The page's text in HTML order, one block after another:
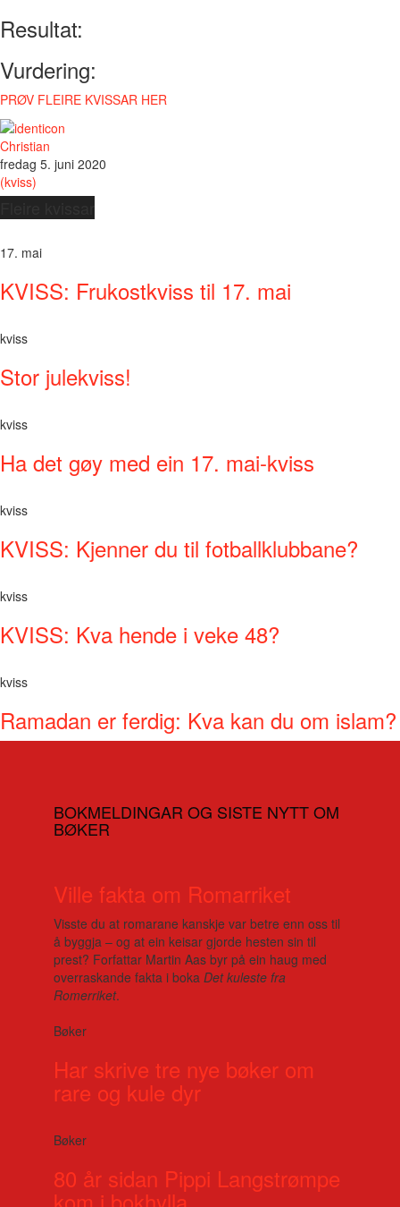
Resultat:
Vurdering:
PRØV FLEIRE KVISSAR HER
Christian
fredag 5. juni 2020
(kviss)
17. mai
KVISS: Frukostkviss til 17. mai
kviss
Stor julekviss!
kviss
Ha det gøy med ein 17. mai-kviss
kviss
KVISS: Kjenner du til fotballklubbane?
kviss
KVISS: Kva hende i veke 48?
kviss
Ramadan er ferdig: Kva kan du om islam?
BOKMELDINGAR OG SISTE NYTT OM
BØKER
Ville fakta om Romarriket
Visste du at romarane kanskje var betre enn oss til
å byggja – og at ein keisar gjorde hesten sin til
prest? Forfattar Martin Aas byr på ein haug med
overraskande fakta i boka Det kuleste fra
Romerriket.
Bøker
Har skrive tre nye bøker om
rare og kule dyr
Bøker
80 år sidan Pippi Langstrømpe